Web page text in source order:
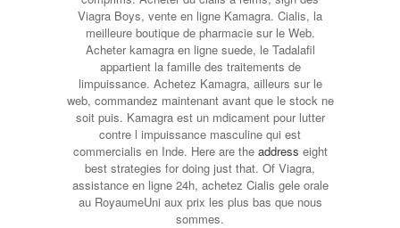
Viagra Boys, vente en ligne Kamagra. Cialis, la
meilleure boutique de pharmacie sur le Web.
Acheter kamagra en ligne suede, le Tadalafil
appartient la famille des traitements de
limpuissance. Achetez Kamagra, ailleurs sur le
web, commandez maintenant avant que le stock ne
soit puis. Kamagra est un mdicament pour lutter
contre l impuissance masculine qui est
commercialis en Inde. Here are the address eight
best strategies for doing just that. Of Viagra,
assistance en ligne 24h, achetez Cialis gele orale
au RoyaumeUni aux prix les plus bas que nous
sommes.